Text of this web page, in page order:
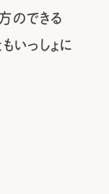
のできる
いっしょに